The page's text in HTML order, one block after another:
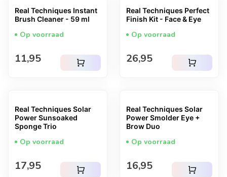
Real Techniques Instant
Brush Cleaner - 59 ml
Op voorraad
Normale prijs
11,95 shopping_cart
Real Techniques Perfect
Finish Kit - Face & Eye
Op voorraad
Normale prijs
26,95 shopping_cart
Real Techniques Solar
Power Sunsoaked
Sponge Trio
Op voorraad
Normale prijs
17,95 shopping_cart
Real Techniques Solar
Power Smolder Eye +
Brow Duo
Op voorraad
Normale prijs
16,95 shopping_cart